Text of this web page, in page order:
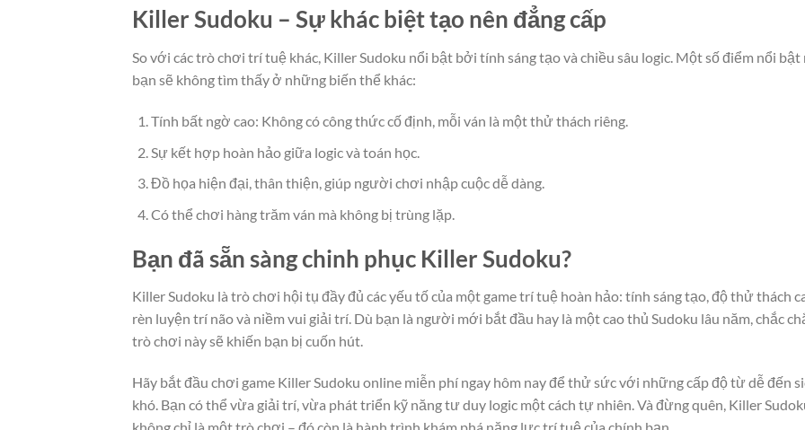
Killer Sudoku – Sự khác biệt tạo nên đẳng cấp
So với các trò chơi trí tuệ khác, Killer Sudoku nổi bật bởi tính sáng tạo và chiều sâu logic. Một số điểm nổi bật
bạn sẽ không tìm thấy ở những biến thể khác:
Tính bất ngờ cao: Không có công thức cố định, mỗi ván là một thử thách riêng.
Sự kết hợp hoàn hảo giữa logic và toán học.
Đồ họa hiện đại, thân thiện, giúp người chơi nhập cuộc dễ dàng.
Có thể chơi hàng trăm ván mà không bị trùng lặp.
Bạn đã sẵn sàng chinh phục Killer Sudoku?
Killer Sudoku là trò chơi hội tụ đầy đủ các yếu tố của một game trí tuệ hoàn hảo: tính sáng tạo, độ thử thách
rèn luyện trí não và niềm vui giải trí. Dù bạn là người mới bắt đầu hay là một cao thủ Sudoku lâu năm, chắc
trò chơi này sẽ khiến bạn bị cuốn hút.
Hãy bắt đầu chơi game Killer Sudoku online miễn phí ngay hôm nay để thử sức với những cấp độ từ dễ đến
khó. Bạn có thể vừa giải trí, vừa phát triển kỹ năng tư duy logic một cách tự nhiên. Và đừng quên, Killer